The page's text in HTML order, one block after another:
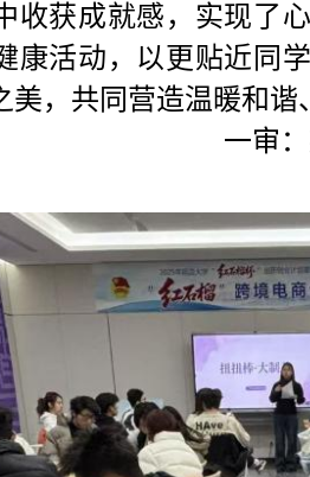
收获成就感，实现了
康活动，以更贴近同
美，共同营造温暖和谐
一审